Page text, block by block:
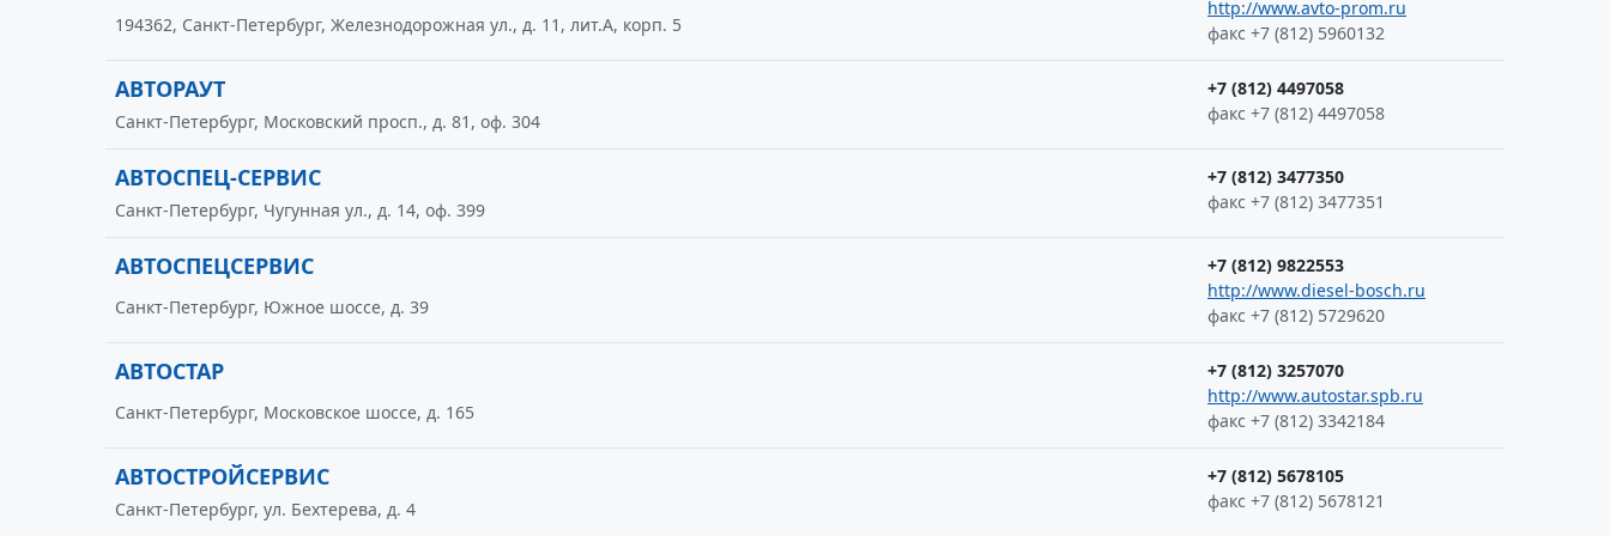
http://www.avto-prom.ru
факс +7 (812) 5960132
194362, Санкт-Петербург, Железнодорожная ул., д. 11, лит.А, корп. 5
АВТОРАУТ
+7 (812) 4497058
факс +7 (812) 4497058
Санкт-Петербург, Московский просп., д. 81, оф. 304
АВТОСПЕЦ-СЕРВИС
+7 (812) 3477350
факс +7 (812) 3477351
Санкт-Петербург, Чугунная ул., д. 14, оф. 399
АВТОСПЕЦСЕРВИС
+7 (812) 9822553
http://www.diesel-bosch.ru
факс +7 (812) 5729620
Санкт-Петербург, Южное шоссе, д. 39
АВТОСТАР
+7 (812) 3257070
http://www.autostar.spb.ru
факс +7 (812) 3342184
Санкт-Петербург, Московское шоссе, д. 165
АВТОСТРОЙСЕРВИС
+7 (812) 5678105
факс +7 (812) 5678121
Санкт-Петербург, ул. Бехтерева, д. 4